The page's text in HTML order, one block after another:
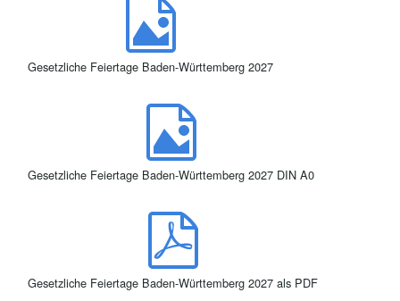
Gesetzliche Feiertage Baden-Württemberg 2027
Gesetzliche Feiertage Baden-Württemberg 2027 DIN A0
Gesetzliche Feiertage Baden-Württemberg 2027 als PDF